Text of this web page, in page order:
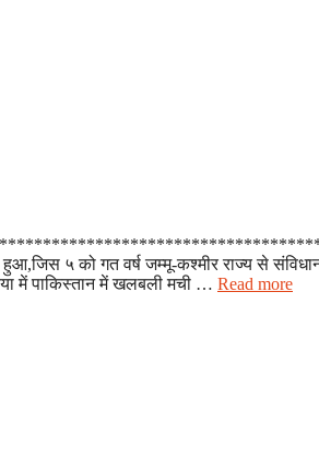
५ को गत वर्ष जम्मू-कश्मीर राज्य से
में पाकिस्तान में खलबली मची … Read more